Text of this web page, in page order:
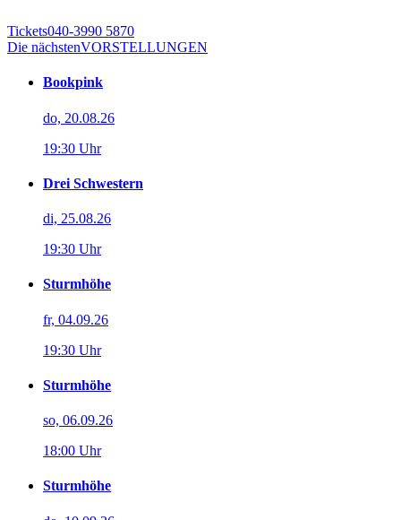
Tickets040-3990 5870
Die nächstenVORSTELLUNGEN
Bookpink
do, 20.08.26
19:30 Uhr
Drei Schwestern
di, 25.08.26
19:30 Uhr
Sturmhöhe
fr, 04.09.26
19:30 Uhr
Sturmhöhe
so, 06.09.26
18:00 Uhr
Sturmhöhe